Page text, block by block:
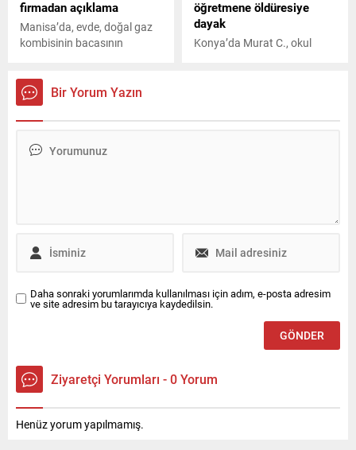
firmadan açıklama
Manisa’da, evde, doğal gaz
kombisinin bacasının
zehirlenen 2 kız kardeşin
ölümüyle ilgili soruşturma
sürerken; Aksa Manisa
yazılı açıklama geldi.
öğretmene öldüresiye
dayak
Konya’da Murat C., okul
(8) öğretmeni Huriye P.
Bir Yorum Yazın
Daha sonraki yorumlarımda kullanılması için adım, e-posta adresim
ve site adresim bu tarayıcıya kaydedilsin.
Ziyaretçi Yorumları - 0 Yorum
Henüz yorum yapılmamış.